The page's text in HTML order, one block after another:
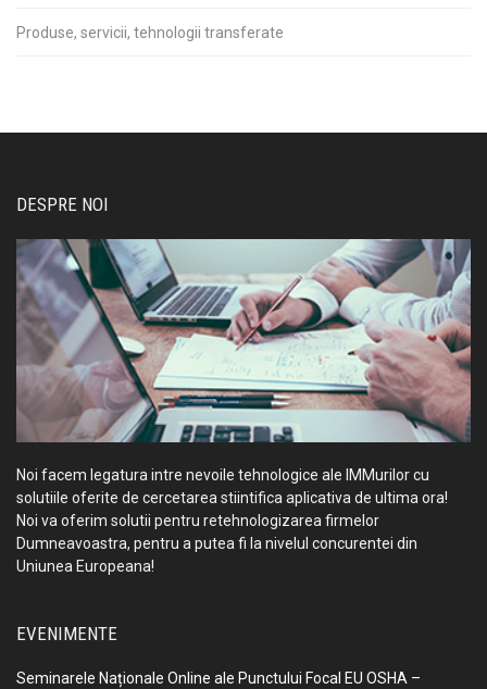
Produse, servicii, tehnologii transferate
DESPRE NOI
Noi facem legatura intre nevoile tehnologice ale IMMurilor cu
solutiile oferite de cercetarea stiintifica aplicativa de ultima ora!
Noi va oferim solutii pentru retehnologizarea firmelor
Dumneavoastra, pentru a putea fi la nivelul concurentei din
Uniunea Europeana!
EVENIMENTE
Seminarele Naționale Online ale Punctului Focal EU OSHA –